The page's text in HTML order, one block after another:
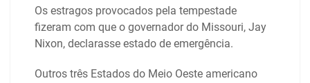
Os estragos provocados pela tempestade
fizeram com que o governador do Missouri, Jay
Nixon, declarasse estado de emergência.
Outros três Estados do Meio Oeste americano